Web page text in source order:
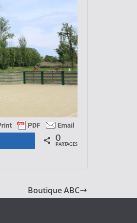
0
PARTAGES
Boutique ABC